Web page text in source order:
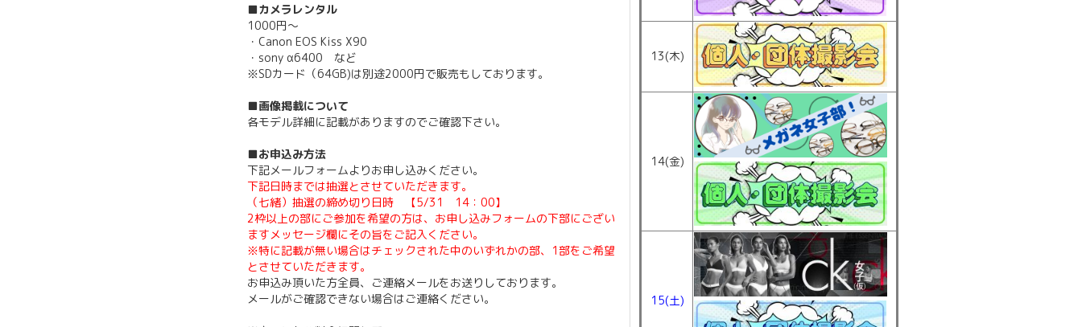
■カメラレンタル
1000円～
・Canon EOS Kiss X90
・sony α6400 など
※SDカード（64GB)は別途2000円で販売もしております。
■画像掲載について
各モデル詳細に記載がありますのでご確認下さい。
■お申込み方法
下記メールフォームよりお申し込みください。
下記日時までは抽選とさせていただきます。
（七緒）抽選の締め切り日時 【5/31 14：00】
2枠以上の部にご参加を希望の方は、お申し込みフォームの下部にござい
ますメッセージ欄にその旨をご記入ください。
※特に記載が無い場合はチェックされた中のいずれかの部、1部をご希望
とさせていただきます。
お申込み頂いた方全員、ご連絡メールをお送りしております。
メールがご確認できない場合はご連絡ください。
13(木)
14(金)
15(土)